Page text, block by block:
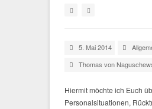
5. Mai 2014
Thomas von
Hiermit möchte ich Euch
Personalsituationen,